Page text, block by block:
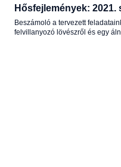
Hősfejlemények: 2021.
Beszámoló a tervezett
felvillanyozó lövészről és egy